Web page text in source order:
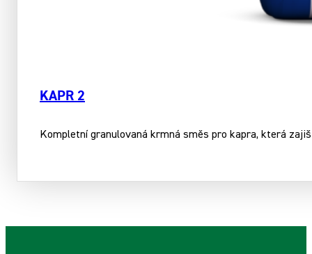
KAPR 2
Kompletní granulovaná krmná směs pro kapra, která